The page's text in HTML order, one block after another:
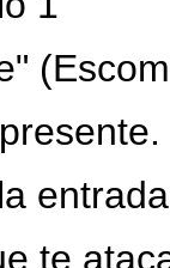
te